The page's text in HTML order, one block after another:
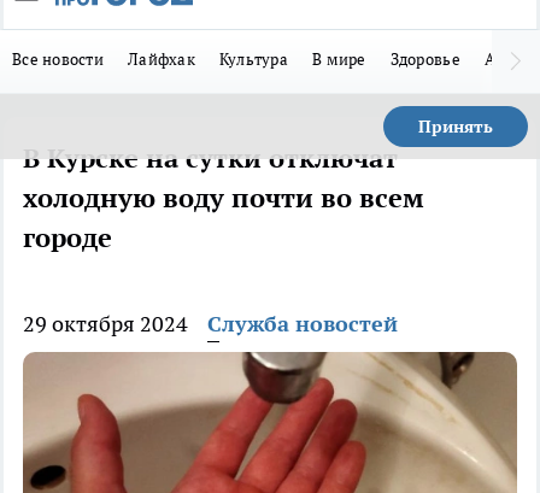
Все новости Лайфхак Культура В мире Здоровье Авто
Принять
В Курске на сутки отключат
холодную воду почти во всем
городе
29 октября 2024 Служба новостей